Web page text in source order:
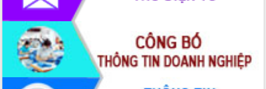
Lễ phát động chuỗi hoạt động chung
tay làm sạch môi trường
Xã Ea Kar bước chuyển mình trong
công tác cải cách hành chính mô hình
mới
UBND tỉnh họp báo định kỳ tháng 4
năm 2026